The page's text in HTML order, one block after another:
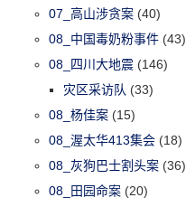
07_高山涉贪案 (40)
08_中国毒奶粉事件 (43)
08_四川大地震 (146)
灾区采访队 (33)
08_杨佳案 (15)
08_渥太华413集会 (18)
08_灰狗巴士割头案 (36)
08_田园命案 (20)